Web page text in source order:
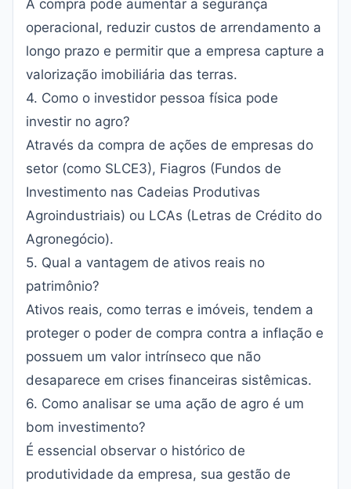
A compra pode aumentar a segurança
operacional, reduzir custos de arrendamento a
longo prazo e permitir que a empresa capture a
valorização imobiliária das terras.
4. Como o investidor pessoa física pode
investir no agro?
Através da compra de ações de empresas do
setor (como SLCE3), Fiagros (Fundos de
Investimento nas Cadeias Produtivas
Agroindustriais) ou LCAs (Letras de Crédito do
Agronegócio).
5. Qual a vantagem de ativos reais no
patrimônio?
Ativos reais, como terras e imóveis, tendem a
proteger o poder de compra contra a inflação e
possuem um valor intrínseco que não
desaparece em crises financeiras sistêmicas.
6. Como analisar se uma ação de agro é um
bom investimento?
É essencial observar o histórico de
produtividade da empresa, sua gestão de